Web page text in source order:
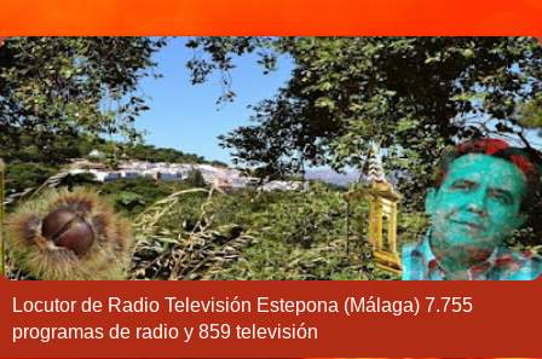
Locutor de Radio Televisión Estepona (Málaga) 7.755
programas de radio y 859 televisión